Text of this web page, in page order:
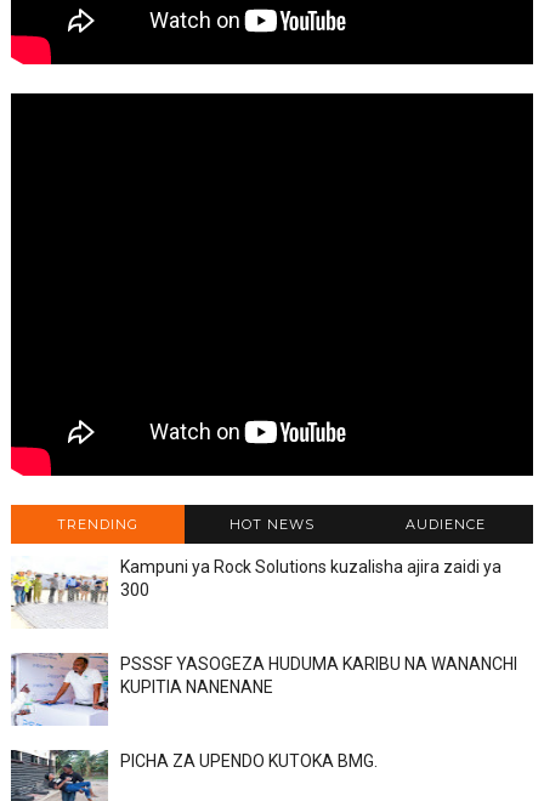
TRENDING HOT NEWS AUDIENCE
Kampuni ya Rock Solutions kuzalisha ajira zaidi ya
300
PSSSF YASOGEZA HUDUMA KARIBU NA WANANCHI
KUPITIA NANENANE
PICHA ZA UPENDO KUTOKA BMG.